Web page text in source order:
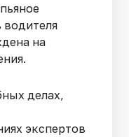
водителя
на
делах,
экспертов